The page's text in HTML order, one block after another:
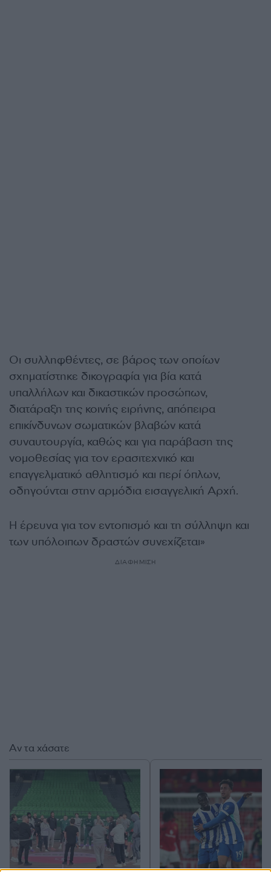
Οι συλληφθέντες, σε βάρος των οποίων
σχηματίστηκε δικογραφία για βία κατά
υπαλλήλων και δικαστικών προσώπων,
διατάραξη της κοινής ειρήνης, απόπειρα
επικίνδυνων σωματικών βλαβών κατά
συναυτουργία, καθώς και για παράβαση της
νομοθεσίας για τον ερασιτεχνικό και
επαγγελματικό αθλητισμό και περί όπλων,
οδηγούνται στην αρμόδια εισαγγελική Αρχή.
Η έρευνα για τον εντοπισμό και τη σύλληψη και
των υπόλοιπων δραστών συνεχίζεται»
ΔΙΑΦΗΜΙΣΗ
Αν τα χάσατε